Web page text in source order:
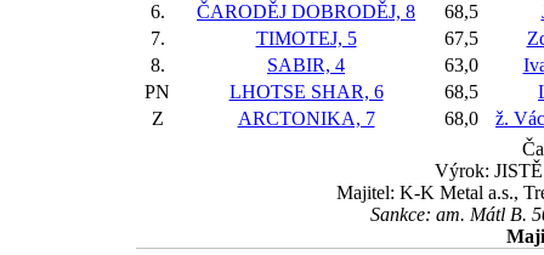
6.
ČARODĚJ DOBRODĚJ, 8 68,5
7.
TIMOTEJ, 5 67,5
8.
SABIR, 4 63,0
PN
LHOTSE SHAR, 6 68,5
Z
ARCTONIKA, 7 68,0
ž.
Výrok: JISTĚ
Majitel: K-K Metal a.s.,
Sankce: am. Mátl B.